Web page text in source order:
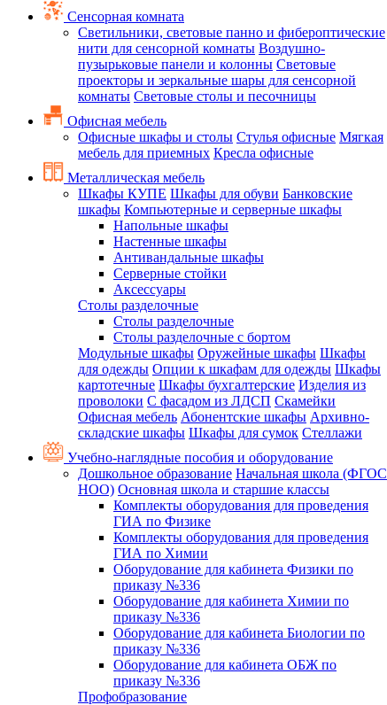
Сенсорная комната
Светильники, световые панно и фибероптические
нити для сенсорной комнаты Воздушно-
пузырьковые панели и колонны Световые
проекторы и зеркальные шары для сенсорной
комнаты Световые столы и песочницы
Офисная мебель
Офисные шкафы и столы Стулья офисные Мягкая
мебель для приемных Кресла офисные
Металлическая мебель
Шкафы КУПЕ Шкафы для обуви Банковские
шкафы Компьютерные и серверные шкафы
Напольные шкафы
Настенные шкафы
Антивандальные шкафы
Серверные стойки
Аксессуары
Столы разделочные
Столы разделочные
Столы разделочные с бортом
Модульные шкафы Оружейные шкафы Шкафы
для одежды Опции к шкафам для одежды Шкафы
картотечные Шкафы бухгалтерские Изделия из
проволоки С фасадом из ЛДСП Скамейки
Офисная мебель Абонентские шкафы Архивно-
складские шкафы Шкафы для сумок Стеллажи
Учебно-наглядные пособия и оборудование
Дошкольное образование Начальная школа (ФГОС
НОО) Основная школа и старшие классы
Комплекты оборудования для проведения
ГИА по Физике
Комплекты оборудования для проведения
ГИА по Химии
Оборудование для кабинета Физики по
приказу №336
Оборудование для кабинета Химии по
приказу №336
Оборудование для кабинета Биологии по
приказу №336
Оборудование для кабинета ОБЖ по
приказу №336
Профобразование